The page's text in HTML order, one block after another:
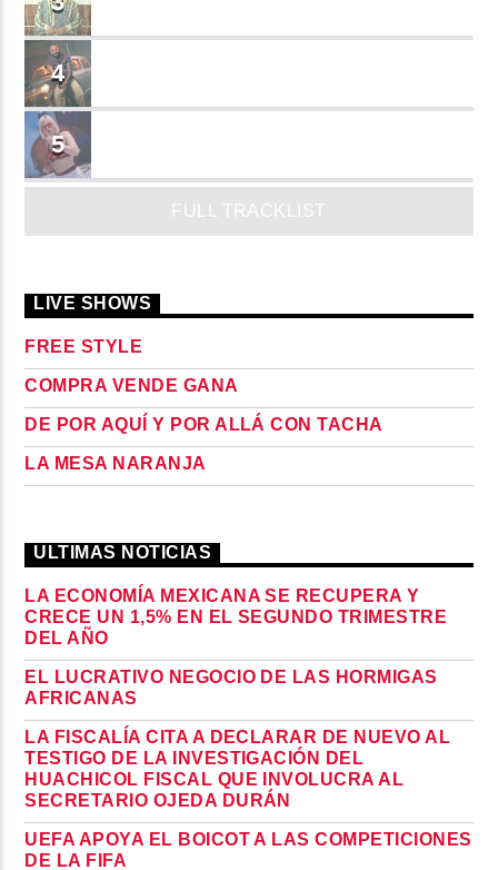
4
5
FULL TRACKLIST
LIVE SHOWS
FREE STYLE
COMPRA VENDE GANA
DE POR AQUÍ Y POR ALLÁ CON TACHA
LA MESA NARANJA
ULTIMAS NOTICIAS
LA ECONOMÍA MEXICANA SE RECUPERA Y
CRECE UN 1,5% EN EL SEGUNDO TRIMESTRE
DEL AÑO
EL LUCRATIVO NEGOCIO DE LAS HORMIGAS
AFRICANAS
LA FISCALÍA CITA A DECLARAR DE NUEVO AL
TESTIGO DE LA INVESTIGACIÓN DEL
HUACHICOL FISCAL QUE INVOLUCRA AL
SECRETARIO OJEDA DURÁN
UEFA APOYA EL BOICOT A LAS COMPETICIONES
DE LA FIFA